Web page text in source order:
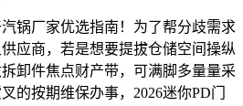
厂家优选指南！为了帮分歧需求
应商，若是想要提拔仓储空间操纵
卸件焦点财产带，可满脚多量量采
的按期维保办事，2026迷你PD门